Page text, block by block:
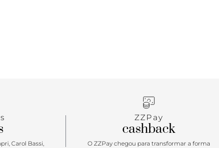
Carol Bassi,
ZZPay
cashback
O ZZPay chegou para transformar a forma